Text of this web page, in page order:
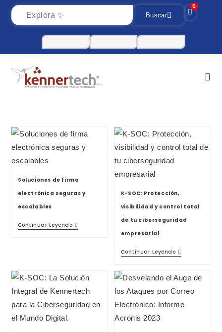
Buscar
5
Soluciones de firma
electrónica seguras y
escalables
Continuar Leyendo
K-SOC: Protección,
visibilidad y control total
de tu ciberseguridad
empresarial
Continuar Leyendo